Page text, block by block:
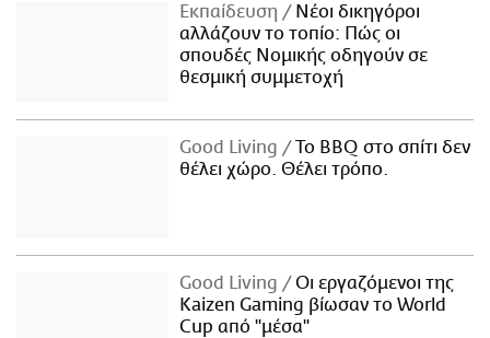
Εκπαίδευση
Νέοι δικηγόροι
αλλάζουν το τοπίο: Πώς οι
σπουδές Νομικής οδηγούν σε
θεσμική συμμετοχή
Good Living
Το BBQ στο σπίτι δεν
θέλει χώρο. Θέλει τρόπο.
Good Living
Οι εργαζόμενοι της
Kaizen Gaming βίωσαν το World
Cup από "μέσα"